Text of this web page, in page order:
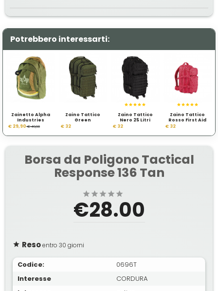
Potrebbero interessarti:
Zainetto Alpha
Industries
€ 29,90€ 49,90
Zaino Tattico
Green
€ 32
Zaino Tattico
Nero 25 Litri
€ 32
Zaino Tattico
Rosso First Aid
€ 32
Borsa da Poligono Tactical
Response 136 Tan
€28.00
Resoentro 30 giorni
Codice:
0696T
Interesse
CORDURA